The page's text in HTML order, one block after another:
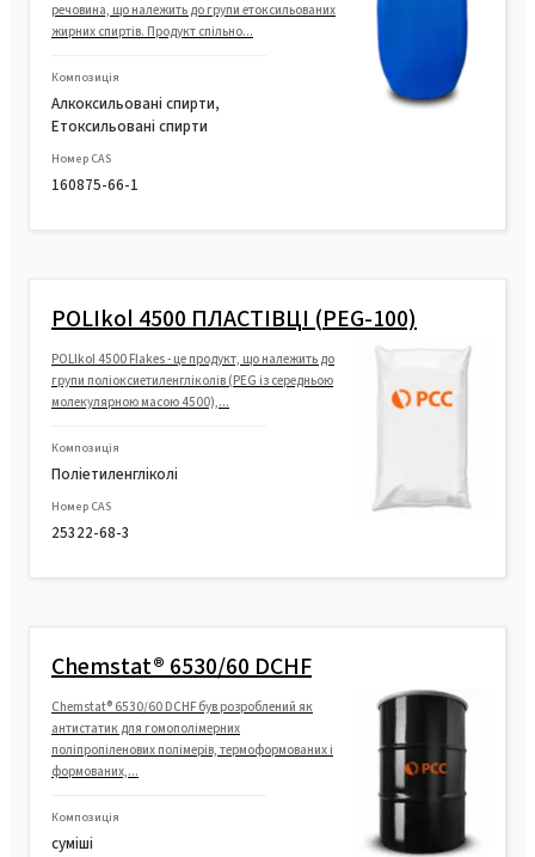
речовина, що належить до групи етоксильованих
жирних спиртів. Продукт спільно...
Композиція
Алкоксильовані спирти,
Етоксильовані спирти
Номер CAS
160875-66-1
POLIkol 4500 ПЛАСТІВЦІ (PEG-100)
POLIkol 4500 Flakes - це продукт, що належить до
групи поліоксиетиленгліколів (PEG із середньою
молекулярною масою 4500),...
Композиція
Поліетиленгліколі
Номер CAS
25322-68-3
Chemstat® 6530/60 DCHF
Chemstat® 6530/60 DCHF був розроблений як
антистатик для гомополімерних
поліпропіленових полімерів, термоформованих і
формованих,...
Композиція
суміші